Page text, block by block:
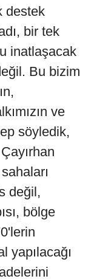
destek
bir tek
inatlaşacak
Bu bizim
ve
söyledik,
değil,
bölge
yapılacağı